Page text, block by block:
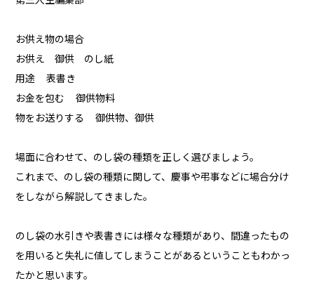
お供え物の場合
お供え 御供 のし紙
用途 表書き
お金を包む 御供物料
物をお送りする 御供物、御供
場面に合わせて、のし袋の種類を正しく選びましょう。
これまで、のし袋の種類に関して、慶事や弔事などに場合分け
をしながら解説してきました。
のし袋の水引きや表書きには様々な種類があり、間違ったもの
を用いると失礼に値してしまうことがあるということもわかっ
たかと思います。